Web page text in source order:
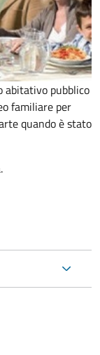
abitativo pubblico
familiare per
quando è stato